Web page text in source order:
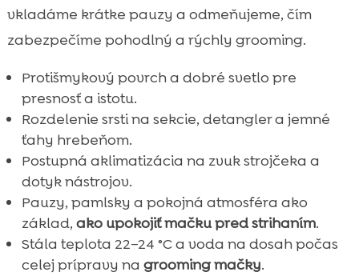
vkladáme krátke pauzy a odmeňujeme, čím
zabezpečíme pohodlný a rýchly grooming.
Protišmykový povrch a dobré svetlo pre
presnosť a istotu.
Rozdelenie srsti na sekcie, detangler a jemné
ťahy hrebeňom.
Postupná aklimatizácia na zvuk strojčeka a
dotyk nástrojov.
Pauzy, pamlsky a pokojná atmosféra ako
základ, ako upokojiť mačku pred strihaním.
Stála teplota 22–24 °C a voda na dosah počas
celej prípravy na grooming mačky.